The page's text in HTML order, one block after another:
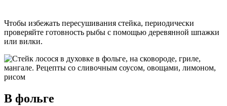
Чтобы избежать пересушивания стейка, периодически
проверяйте готовность рыбы с помощью деревянной шпажки
или вилки.
В фольге